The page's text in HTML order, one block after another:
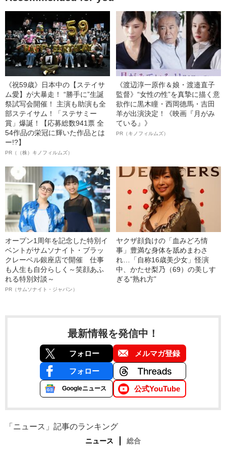
《祝59歳》日本中の【ステイサ
ム愛】が大暴走！ “勝手に”生誕
祭試写会開催！ 主演も助演も全
部ステイサム！「ステサミー
賞」爆誕！【応募総数941票 全
54作品の栄冠に輝いた作品とは
ー!?】
PR（（株）キノフィルムズ）
《渡辺淳一原作＆娘・渡邉直子
監督》“女性の性”を真摯に描く意
欲作に黒木瞳・西岡德馬・吉田
羊が出演決定！《映画『月がみ
ている』》
PR（キノフィルムズ）
オープン1周年を記念した特別イ
ベントがサムソナイト・ブラッ
クレーベル銀座店で開催 仕事
も人生も自分らしく～笑顔あふ
れる特別対談～
PR（サムソナイト・ジャパン）
ヤクザ顔負けの「血みどろ情
事」豊満な身体を舐めまわさ
れ…「自称16歳美少女」怪演
中、かたせ梨乃（69）の美しす
ぎる“熟れ方”
最新情報を発信中！
フォロー メルマガ登録
フォロー
Googleニュース 公式YouTube
「ニュース」記事のランキング
ニュース 総合